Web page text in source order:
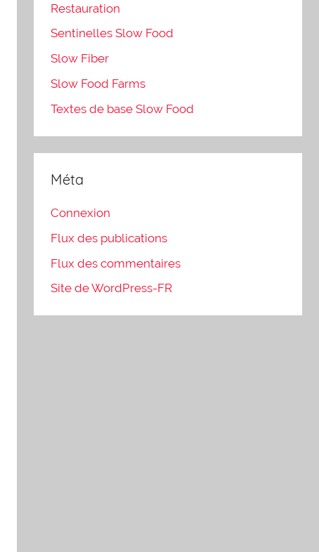
Restauration
Sentinelles Slow Food
Slow Fiber
Slow Food Farms
Textes de base Slow Food
Méta
Connexion
Flux des publications
Flux des commentaires
Site de WordPress-FR